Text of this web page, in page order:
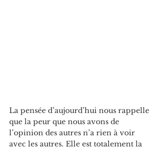
La pensée d’aujourd’hui nous rappelle
que la peur que nous avons de
l’opinion des autres n’a rien à voir
avec les autres. Elle est totalement la